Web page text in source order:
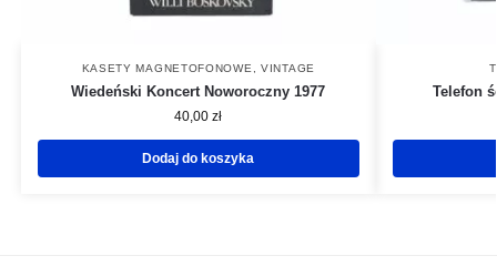
KASETY MAGNETOFONOWE VINTAGE
Wiedeński Koncert Noworoczny 1977
40,00zł
Dodaj do koszyka
Telefon